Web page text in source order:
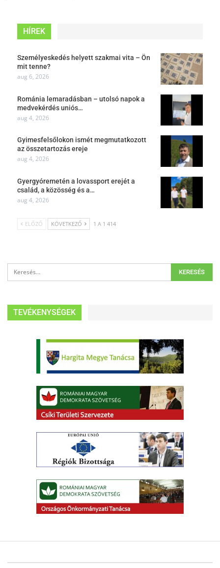
HÍREK
Személyeskedés helyett szakmai vita – Ön
mit tenne?
aug 6, 2026
Románia lemaradásban – utolsó napok a
medvekérdés uniós…
aug 4, 2026
Gyimesfelsőlokon ismét megmutatkozott
az összetartozás ereje
aug 4, 2026
Gyergyóremetén a lovassport erejét a
család, a közösség és a…
aug 4, 2026
ELŐZŐ KÖVETKEZŐ 1 A 1 414
TEVÉKENYSÉGEK